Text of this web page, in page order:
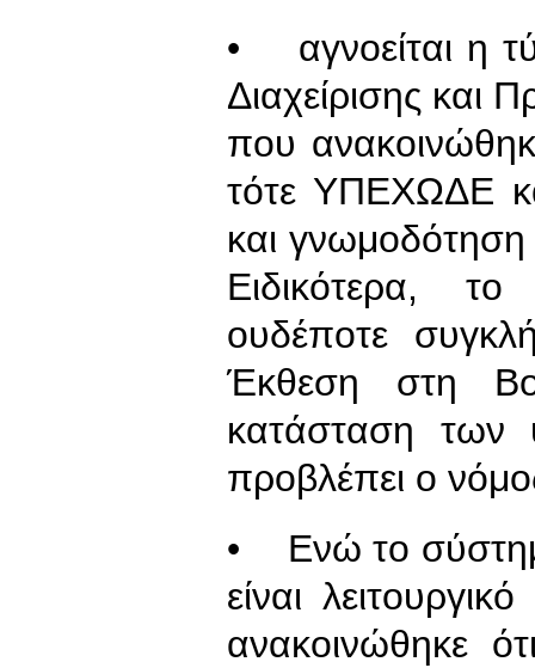
• αγνοείται η
Διαχείρισης και
που
τότε ΥΠΕΧΩΔΕ
και
Ειδικότερα,
ουδέποτε
Έκθεση στη
κατάσταση
προβλέπει ο
• Ενώ το
είναι
ανακοινώθηκε